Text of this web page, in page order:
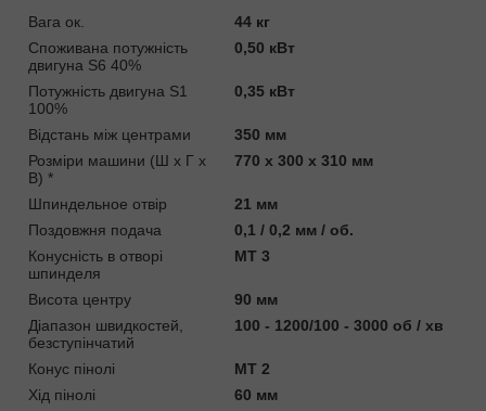
Вага ок.
44 кг
Споживана потужність
двигуна S6 40%
0,50 кВт
Потужність двигуна S1
100%
0,35 кВт
Відстань між центрами
350 мм
Розміри машини (Ш x Г x
В) *
770 x 300 x 310 мм
Шпиндельное отвір
21 мм
Поздовжня подача
0,1 / 0,2 мм / об.
Конусність в отворі
шпинделя
MT 3
Висота центру
90 мм
Діапазон швидкостей,
безступінчатий
100 - 1200/100 - 3000 об / хв
Конус пінолі
MT 2
Хід пінолі
60 мм